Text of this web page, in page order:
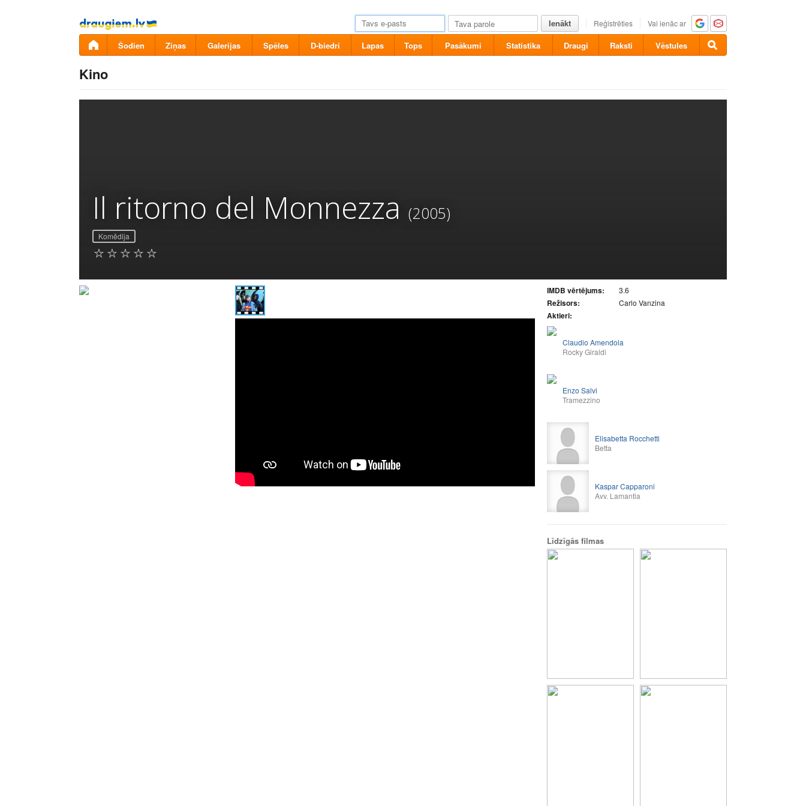
Pāriet
uz
saturu
Ienākt Reģistrēties Vai ienāc ar
Šodien Ziņas Galerijas Spēles D-biedri Lapas Tops Pasākumi Statistika Draugi Raksti Vēstules
Kino
Il ritorno del Monnezza (2005)
Komēdija
IMDB vērtējums: 3.6
Režisors: Carlo Vanzina
Aktieri:
Claudio Amendola
Rocky Giraldi
Enzo Salvi
Tramezzino
Elisabetta Rocchetti
Betta
Kaspar Capparoni
Avv. Lamantia
Līdzīgās filmas